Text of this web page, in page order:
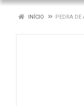
INÍCIO PEDRA DE